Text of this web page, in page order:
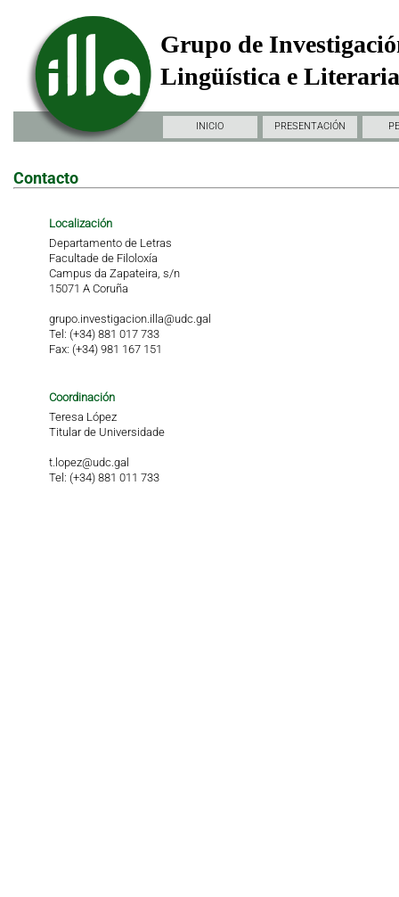
Grupo de
Lingüística e
INICIO PRESENTACIÓN
Contacto
Localización
Departamento de Letras
Facultade de Filoloxía
Campus da Zapateira, s/n
15071 A Coruña
grupo.investigacion.illa@udc.gal
Tel: (+34) 881 017 733
Fax: (+34) 981 167 151
Coordinación
Teresa López
Titular de Universidade
t.lopez@udc.gal
Tel: (+34) 881 011 733